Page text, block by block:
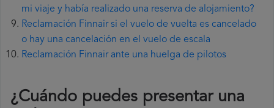
mi viaje y había realizado una reserva de alojamiento?
Reclamación Finnair si el vuelo de vuelta es cancelado
o hay una cancelación en el vuelo de escala
Reclamación Finnair ante una huelga de pilotos
¿Cuándo puedes presentar una